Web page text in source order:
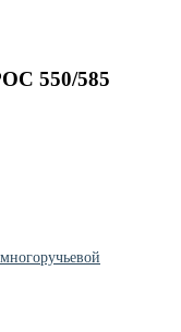
550/585